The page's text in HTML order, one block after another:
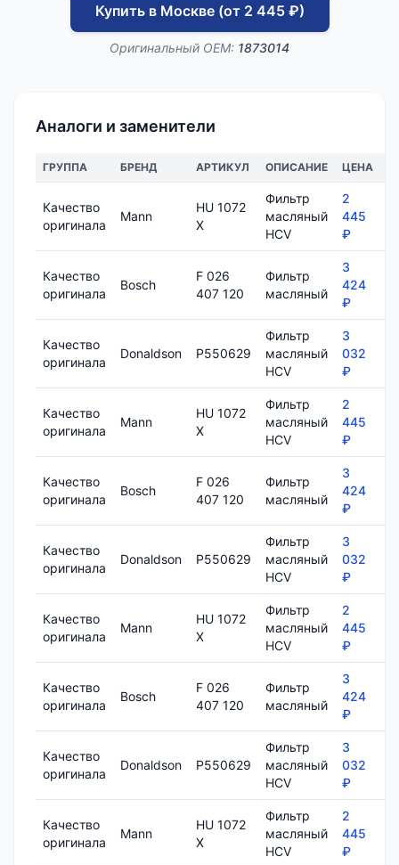
Купить в Москве (от 2 445 ₽)
Оригинальный OEM: 1873014
Аналоги и заменители
ГРУППА БРЕНД АРТИКУЛ ОПИСАНИЕ ЦЕНА
Качество
оригинала
Mann
HU 1072
X
Фильтр
масляный
HCV
2
445
₽
Качество
оригинала
Bosch
F 026
407 120
Фильтр
масляный
3
424
₽
Качество
оригинала
Donaldson P550629
Фильтр
масляный
HCV
3
032
₽
Качество
оригинала
Mann
HU 1072
X
Фильтр
масляный
HCV
2
445
₽
Качество
оригинала
Bosch
F 026
407 120
Фильтр
масляный
3
424
₽
Качество
оригинала
Donaldson P550629
Фильтр
масляный
HCV
3
032
₽
Качество
оригинала
Mann
HU 1072
X
Фильтр
масляный
HCV
2
445
₽
Качество
оригинала
Bosch
F 026
407 120
Фильтр
масляный
3
424
₽
Качество
оригинала
Donaldson P550629
Фильтр
масляный
HCV
3
032
₽
Качество
оригинала
Mann
HU 1072
X
Фильтр
масляный
HCV
2
445
₽